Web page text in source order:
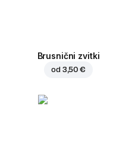
Brusnični zvitki
od 3,50 €